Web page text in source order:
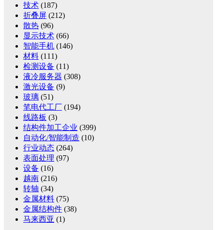
技术 (187)
折叠屏 (212)
散热 (96)
显示技术 (66)
智能手机 (146)
材料 (111)
检测设备 (11)
液冷服务器 (308)
激光设备 (9)
玻璃 (51)
笔电代工厂 (194)
线路板 (3)
结构件加工企业 (399)
自动化/智能制造 (10)
行业动态 (264)
表面处理 (97)
设备 (16)
越南 (216)
转轴 (34)
金属材料 (75)
金属结构件 (38)
马来西亚 (1)